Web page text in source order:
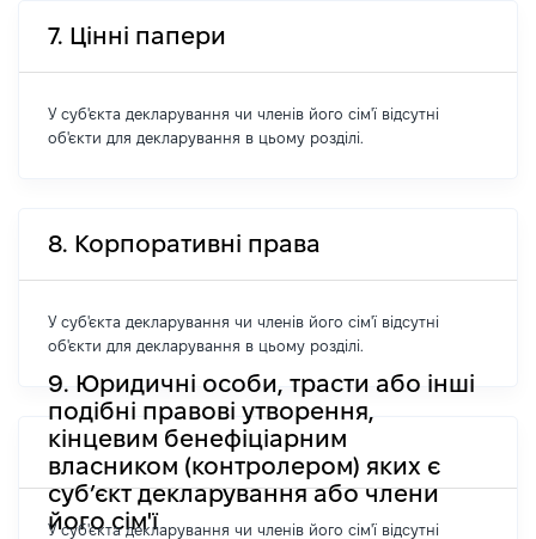
7. Цінні папери
У суб'єкта декларування чи членів його сім'ї відсутні
об'єкти для декларування в цьому розділі.
8. Корпоративні права
У суб'єкта декларування чи членів його сім'ї відсутні
об'єкти для декларування в цьому розділі.
9. Юридичні особи, трасти або інші
подібні правові утворення,
кінцевим бенефіціарним
власником (контролером) яких є
суб’єкт декларування або члени
його сім'ї
У суб'єкта декларування чи членів його сім'ї відсутні